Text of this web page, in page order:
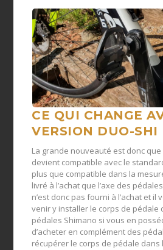
CE QUI CHANGE
VERSION DUO-SHI
La grande nouveauté est donc
devient compatible avec le
plus que compatible dans la
livré à l’achat que l’axe des
n’est donc pas fourni à l’achat et il
venir y installer le corps de pédale
pédales Shimano si vous en
d’acheter en complément des
récupérer le corps de pédale dans